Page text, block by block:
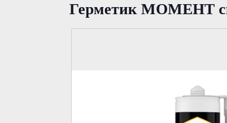
Герметик МОМЕНТ